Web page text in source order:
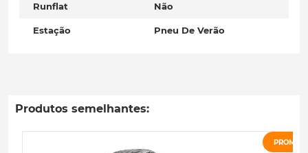
Runflat Não
Estação Pneu De Verão
Produtos semelhantes: